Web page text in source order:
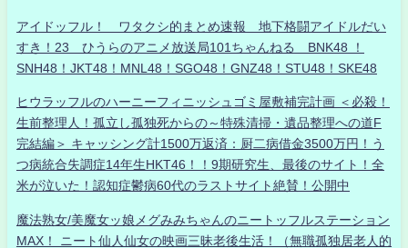
アイドッフル！ ワタクシ的まとめ速報 地下格闘アイドルだい
すき！23 ひうらのアニメ放送局101ちゃんねる BNK48 ！
SNH48！JKT48！MNL48！SGO48！GNZ48！STU48！SKE48
ヒウラッフルのハーニーフィニッシュゴミ屋敷補完計画 ＜必殺！
生前整理人！孤立し孤独死からの～特殊清掃・遺品整理への道F
完結編＞ キャッシング計1500万返済：厨二病借金3500万円！う
つ病統合失調症14年生HKT46！！9期研究生、最後のサイト！全
米が泣いた！認知症鬱病60代のラストサイト絶賛！公開中
魔法熟女/美魔女ッ娘メグみみちゃんのニートッフルステーション
MAX！ ニート仙人仙女の映画三昧老後生活！（無職孤独居老人的